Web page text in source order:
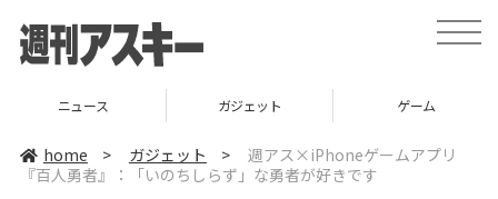
t
o
ニュース ガジェット ゲーム
home > ガジェット >
週アス×iPhoneゲームアプリ
『百人勇者』：「いのちしらず」な勇者が好きです